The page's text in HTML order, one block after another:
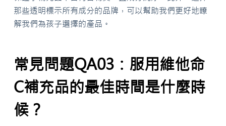
那些透明標示所有成分的品牌，可以幫助我們更好地瞭
解我們為孩子選擇的產品。
常見問題QA03：服用維他命
C補充品的最佳時間是什麼時
候？